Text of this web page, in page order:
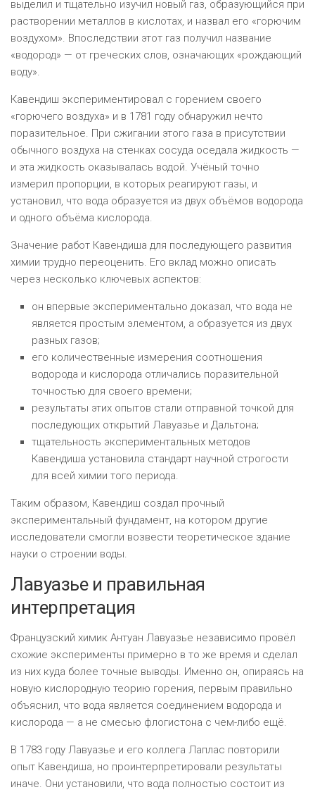
выделил и тщательно изучил новый газ, образующийся при
растворении металлов в кислотах, и назвал его «горючим
воздухом». Впоследствии этот газ получил название
«водород» — от греческих слов, означающих «рождающий
воду».
Кавендиш экспериментировал с горением своего
«горючего воздуха» и в 1781 году обнаружил нечто
поразительное. При сжигании этого газа в присутствии
обычного воздуха на стенках сосуда оседала жидкость —
и эта жидкость оказывалась водой. Учёный точно
измерил пропорции, в которых реагируют газы, и
установил, что вода образуется из двух объёмов водорода
и одного объёма кислорода.
Значение работ Кавендиша для последующего развития
химии трудно переоценить. Его вклад можно описать
через несколько ключевых аспектов:
он впервые экспериментально доказал, что вода не
является простым элементом, а образуется из двух
разных газов;
его количественные измерения соотношения
водорода и кислорода отличались поразительной
точностью для своего времени;
результаты этих опытов стали отправной точкой для
последующих открытий Лавуазье и Дальтона;
тщательность экспериментальных методов
Кавендиша установила стандарт научной строгости
для всей химии того периода.
Таким образом, Кавендиш создал прочный
экспериментальный фундамент, на котором другие
исследователи смогли возвести теоретическое здание
науки о строении воды.
Лавуазье и правильная
интерпретация
Французский химик Антуан Лавуазье независимо провёл
схожие эксперименты примерно в то же время и сделал
из них куда более точные выводы. Именно он, опираясь на
новую кислородную теорию горения, первым правильно
объяснил, что вода является соединением водорода и
кислорода — а не смесью флогистона с чем-либо ещё.
В 1783 году Лавуазье и его коллега Лаплас повторили
опыт Кавендиша, но проинтерпретировали результаты
иначе. Они установили, что вода полностью состоит из